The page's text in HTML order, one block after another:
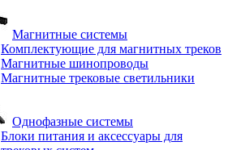
Магнитные системы
Комплектующие для магнитных треков
Магнитные шинопроводы
Магнитные трековые светильники
Однофазные системы
Блоки питания и аксессуары для